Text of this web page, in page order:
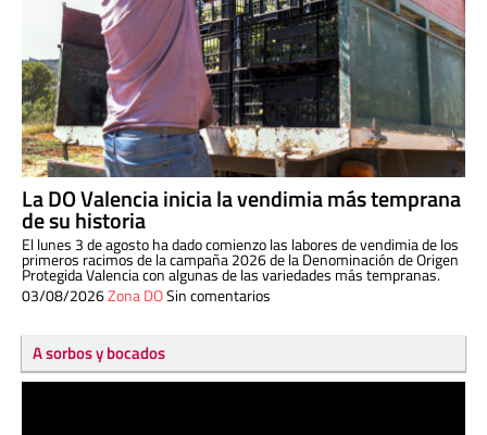
La DO Valencia inicia la vendimia más temprana
de su historia
El lunes 3 de agosto ha dado comienzo las labores de vendimia de los
primeros racimos de la campaña 2026 de la Denominación de Origen
Protegida Valencia con algunas de las variedades más tempranas.
03/08/2026Zona DOSin comentarios
A sorbos y bocados